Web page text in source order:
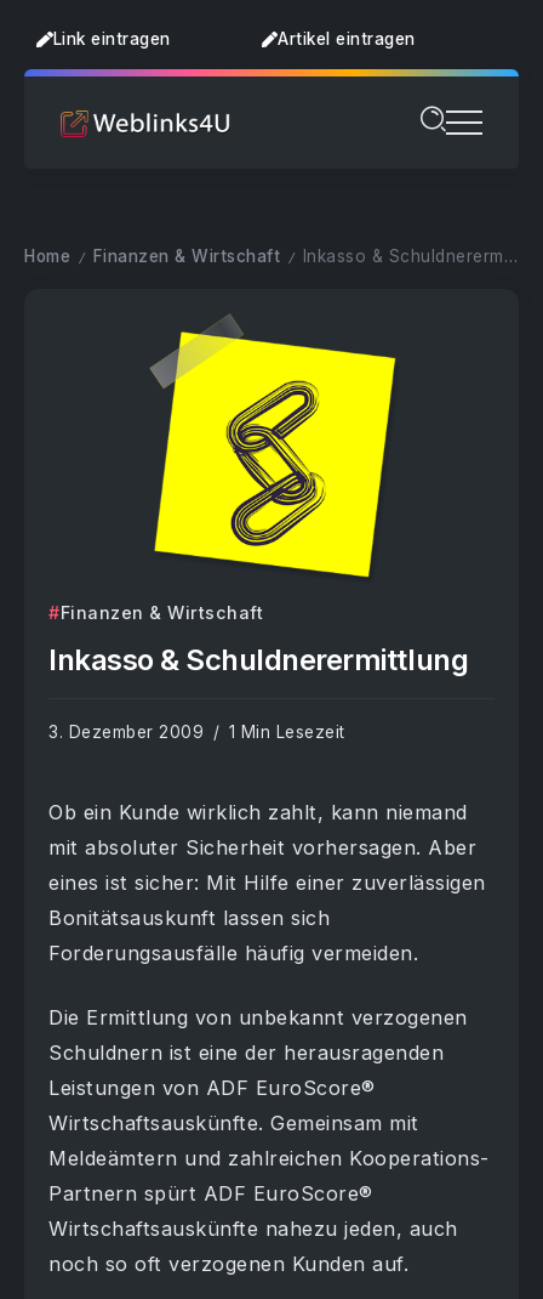
Link eintragen Artikel eintragen
Home / Finanzen & Wirtschaft / Inkasso & Schuldnerermittlung
Finanzen & Wirtschaft
Inkasso & Schuldnerermittlung
3. Dezember 2009 1 Min Lesezeit
Ob ein Kunde wirklich zahlt, kann niemand
mit absoluter Sicherheit vorhersagen. Aber
eines ist sicher: Mit Hilfe einer zuverlässigen
Bonitätsauskunft lassen sich
Forderungsausfälle häufig vermeiden.
Die Ermittlung von unbekannt verzogenen
Schuldnern ist eine der herausragenden
Leistungen von ADF EuroScore®
Wirtschaftsauskünfte. Gemeinsam mit
Meldeämtern und zahlreichen Kooperations-
Partnern spürt ADF EuroScore®
Wirtschaftsauskünfte nahezu jeden, auch
noch so oft verzogenen Kunden auf.